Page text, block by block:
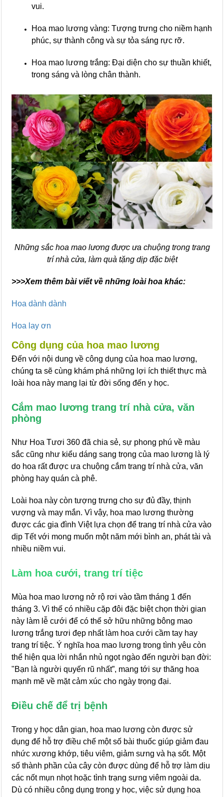
vui.
Hoa mao lương vàng: Tượng trưng cho niềm hạnh
phúc, sự thành công và sự tỏa sáng rực rỡ.
Hoa mao lương trắng: Đại diện cho sự thuần khiết,
trong sáng và lòng chân thành.
Những sắc hoa mao lương được ưa chuộng trong trang
trí nhà cửa, làm quà tặng dịp đặc biệt
>>>Xem thêm bài viết về những loài hoa khác:
Hoa dành dành
Hoa lay ơn
Công dụng của hoa mao lương
Đến với nội dung về công dụng của hoa mao lương,
chúng ta sẽ cùng khám phá những lợi ích thiết thực mà
loài hoa này mang lại từ đời sống đến y học.
Cắm mao lương trang trí nhà cửa, văn
phòng
Như Hoa Tươi 360 đã chia sẻ, sự phong phú về màu
sắc cũng như kiểu dáng sang trọng của mao lương là lý
do hoa rất được ưa chuộng cắm trang trí nhà cửa, văn
phòng hay quán cà phê.
Loài hoa này còn tượng trưng cho sự đủ đầy, thịnh
vượng và may mắn. Vì vậy, hoa mao lương thường
được các gia đình Việt lựa chọn để trang trí nhà cửa vào
dịp Tết với mong muốn một năm mới bình an, phát tài và
nhiều niềm vui.
Làm hoa cưới, trang trí tiệc
Mùa hoa mao lương nở rộ rơi vào tầm tháng 1 đến
tháng 3. Vì thế có nhiều cặp đôi đặc biệt chọn thời gian
này làm lễ cưới để có thể sở hữu những bông mao
lương trắng tươi đẹp nhất làm hoa cưới cầm tay hay
trang trí tiệc. Ý nghĩa hoa mao lương trong tình yêu còn
thể hiện qua lời nhắn nhủ ngọt ngào đến người bạn đời:
"Bạn là người quyến rũ nhất”, mang tới sự thăng hoa
mạnh mẽ về mặt cảm xúc cho ngày trọng đại.
Điều chế để trị bệnh
Trong y học dân gian, hoa mao lương còn được sử
dụng để hỗ trợ điều chế một số bài thuốc giúp giảm đau
nhức xương khớp, tiêu viêm, giảm sưng và hạ sốt. Một
số thành phần của cây còn được dùng để hỗ trợ làm dịu
các nốt mụn nhọt hoặc tình trạng sưng viêm ngoài da.
Dù có nhiều công dụng trong y học, việc sử dụng hoa